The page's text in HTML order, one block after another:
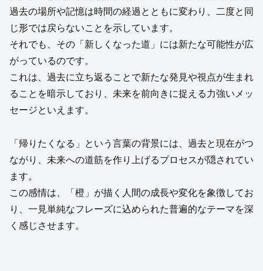
過去の場所や記憶は時間の経過とともに変わり、二度と同
じ形では戻らないことを示しています。
それでも、その「新しくなった道」には新たな可能性が広
がっているのです。
これは、過去に立ち返ることで新たな発見や視点が生まれ
ることを暗示しており、未来を前向きに捉える力強いメッ
セージといえます。
「帰りたくなる」という言葉の背景には、過去と現在がつ
ながり、未来への道筋を作り上げるプロセスが隠されてい
ます。
この感情は、「橙」が描く人間の成長や変化を象徴してお
り、一見単純なフレーズに込められた普遍的なテーマを深
く感じさせます。